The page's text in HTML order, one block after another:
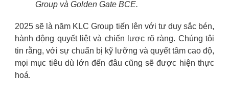
Group và Golden Gate BCE.
2025 sẽ là năm KLC Group tiến lên với tư duy sắc bén,
hành động quyết liệt và chiến lược rõ ràng. Chúng tôi
tin rằng, với sự chuẩn bị kỹ lưỡng và quyết tâm cao độ,
mọi mục tiêu dù lớn đến đâu cũng sẽ được hiện thực
hoá.